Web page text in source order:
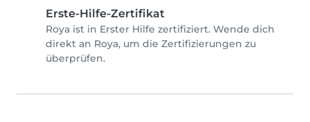
Erste-Hilfe-Zertifikat
Roya ist in Erster Hilfe zertifiziert. Wende dich
direkt an Roya, um die Zertifizierungen zu
überprüfen.